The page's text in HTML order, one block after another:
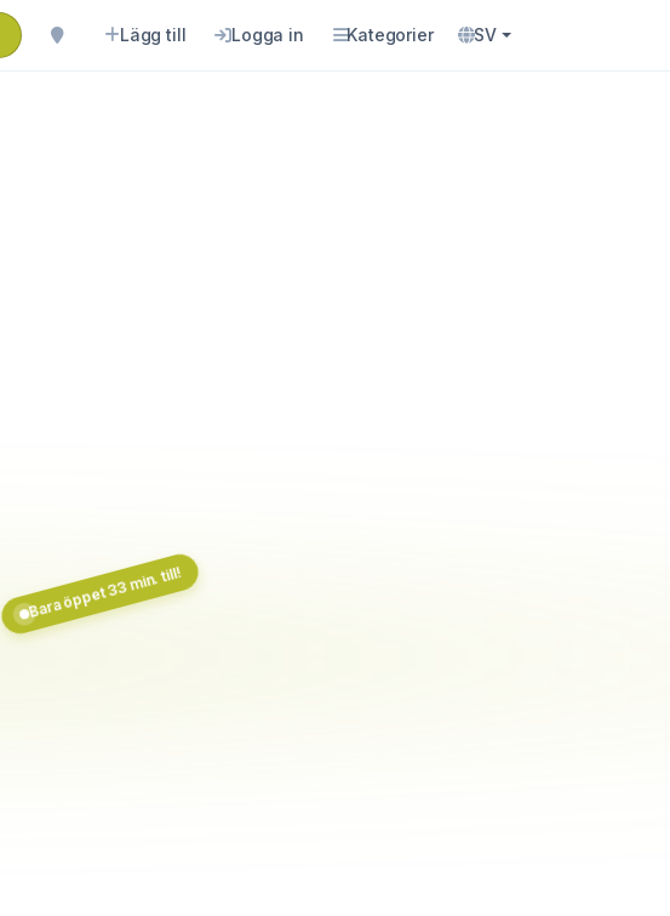
Lägg till Logga in Kategorier SV
Bara öppet 33 min. till!